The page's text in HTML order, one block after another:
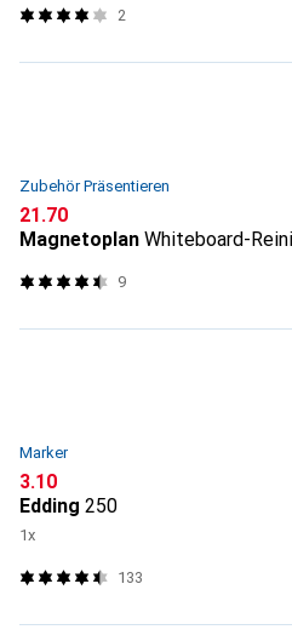
2
Zubehör Präsentieren
CHF
21.70
Magnetoplan Whiteboard-
9
Marker
CHF
3.10
Edding 250
1x
133